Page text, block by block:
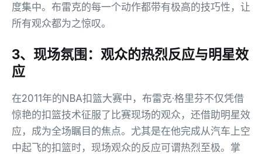
度集中。布雷克的每一个动作都带有极高的技巧性，让
所有观众都为之惊叹。
3、现场氛围：观众的热烈反应与明星效
应
在2011年的NBA扣篮大赛中，布雷克·格里芬不仅凭借
惊艳的扣篮技术征服了比赛现场的观众，还借助明星效
应，成为全场瞩目的焦点。尤其是在他完成从汽车上空
中起飞的扣篮时，现场观众的反应可谓热烈至极。掌